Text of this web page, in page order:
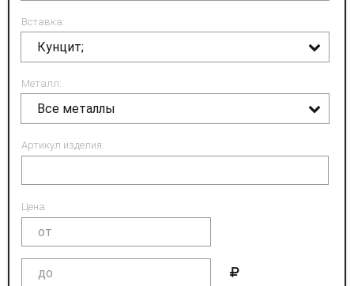
Вставка:
Кунцит;
Металл:
Все металлы
Артикул изделия:
Цена: